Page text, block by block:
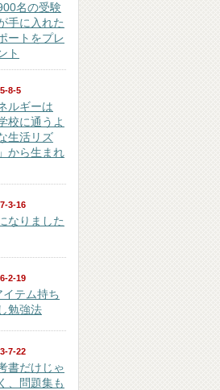
名の受験
手に入れた
ートをプレ
ト
8-5
ルギーは
校に通うよ
生活リズ
から生まれ
3-16
なりました
2-19
イテム持ち
勉強法
7-22
書だけじゃ
、問題集も